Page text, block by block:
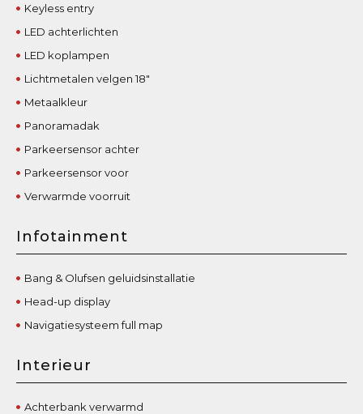
Keyless entry
LED achterlichten
LED koplampen
Lichtmetalen velgen 18"
Metaalkleur
Panoramadak
Parkeersensor achter
Parkeersensor voor
Verwarmde voorruit
Infotainment
Bang & Olufsen geluidsinstallatie
Head-up display
Navigatiesysteem full map
Interieur
Achterbank verwarmd